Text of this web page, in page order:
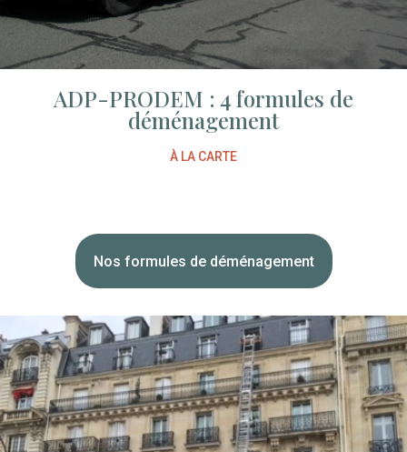
ADP-PRODEM : 4 formules de
déménagement
À LA CARTE
Nos formules de déménagement